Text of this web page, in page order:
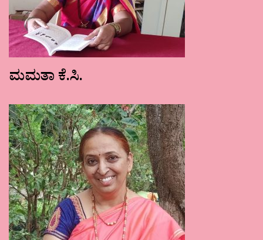
ಮಮತಾ ಕೆ.ಸಿ.